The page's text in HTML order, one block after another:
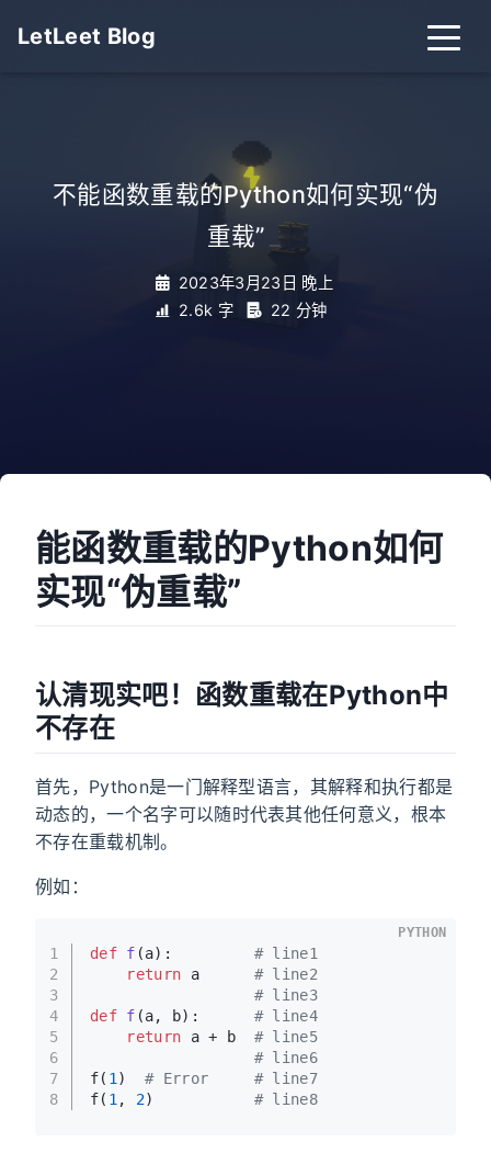
LetLeet Blog
不能函数重载的Python如何实现“伪
重载” _
2023年3月23日 晚上
2.6k 字
22 分钟
能函数重载的Python如何
实现“伪重载”
认清现实吧！函数重载在Python中
不存在
首先，Python是一门解释型语言，其解释和执行都是
动态的，一个名字可以随时代表其他任何意义，根本
不存在重载机制。
例如：
1
2
3
4
5
6
7
8
def f (a): # line1
return a # line2
# line3
def f (a, b): # line4
return a + b # line5
# line6
f( 1 ) # Error     # line7
f( 1 , 2) # line8
PYTHON